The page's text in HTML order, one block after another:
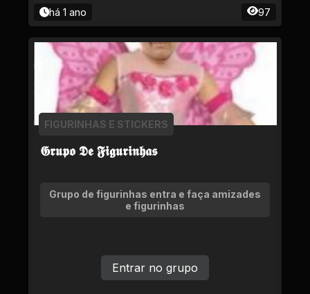
há 1 ano 97
𝕲𝖗𝖚𝖕𝖔 𝕯𝖊 𝕱𝖎𝖌𝖚𝖗𝖎𝖓𝖍𝖆𝖘
FIGURINHAS E STICKERS
Grupo de figurinhas entra e faça amizades
e figurinhas
Entrar no grupo